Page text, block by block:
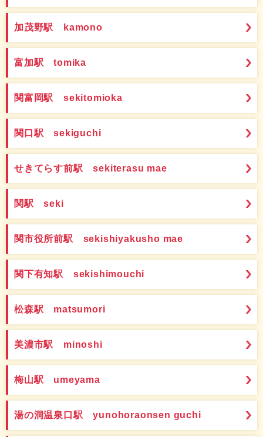
加茂野駅 kamono
富加駅 tomika
関富岡駅 sekitomioka
関口駅 sekiguchi
せきてらす前駅 sekiterasu mae
関駅 seki
関市役所前駅 sekishiyakusho mae
関下有知駅 sekishimouchi
松森駅 matsumori
美濃市駅 minoshi
梅山駅 umeyama
湯の洞温泉口駅 yunohoraonsen guchi